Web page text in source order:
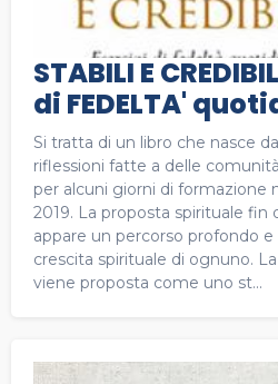
STABILI E
di FEDELTA'
Si tratta di un libro che nasce
riflessioni fatte a delle
per alcuni giorni di formazione
2019. La proposta spirituale
appare un percorso profondo
crescita spirituale di ognuno.
viene proposta come uno st...